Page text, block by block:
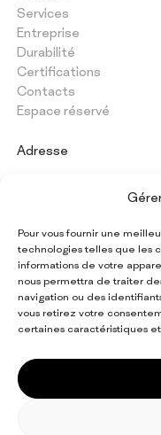
Pour vous fournir une
technologies telles que les
informations de votre
nous permettra de traiter
navigation ou des
vous retirez votre
certaines caractéristiques
Services
Entreprise
Durabilité
Certifications
Contacts
Espace réservé
Adresse
Numéro de TVA : IT
Restez informé de
les actualités
Inscrivez-vous